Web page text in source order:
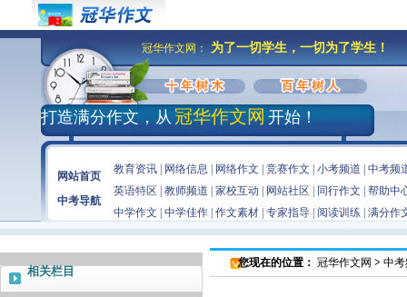
冠华作文网： 为了一切学生，一切为了学生！
打造满分作文，从 冠华作文网 开始！
网站首页
中考导航
教育资讯| 网络信息 网络作文 竞赛作文 小考频道
中考频
英语特区
教师频道 家校互动 网站社区 同行作文
帮助中
中学作文
中学佳作| 作文素材| 专家指导| 阅读训练| 满分作
相关栏目
您现在的位置： 冠华作文网 > 中